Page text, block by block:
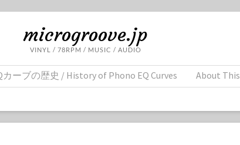
microgroove.jp
VINYL / 78RPM / MUSIC / AUDIO
カーブの歴史 / History of Phono EQ Curves About